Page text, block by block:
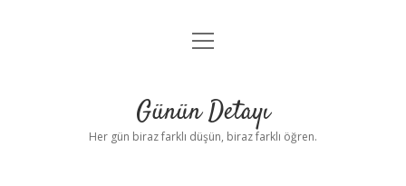
Anasayfa
Yasal Uyarı
menüyü
Günün Detayı
Her gün biraz farklı düşün, biraz farklı öğren.